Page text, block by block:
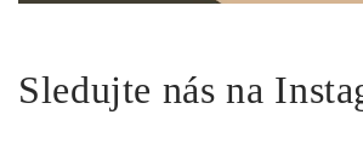
Sledujte nás na